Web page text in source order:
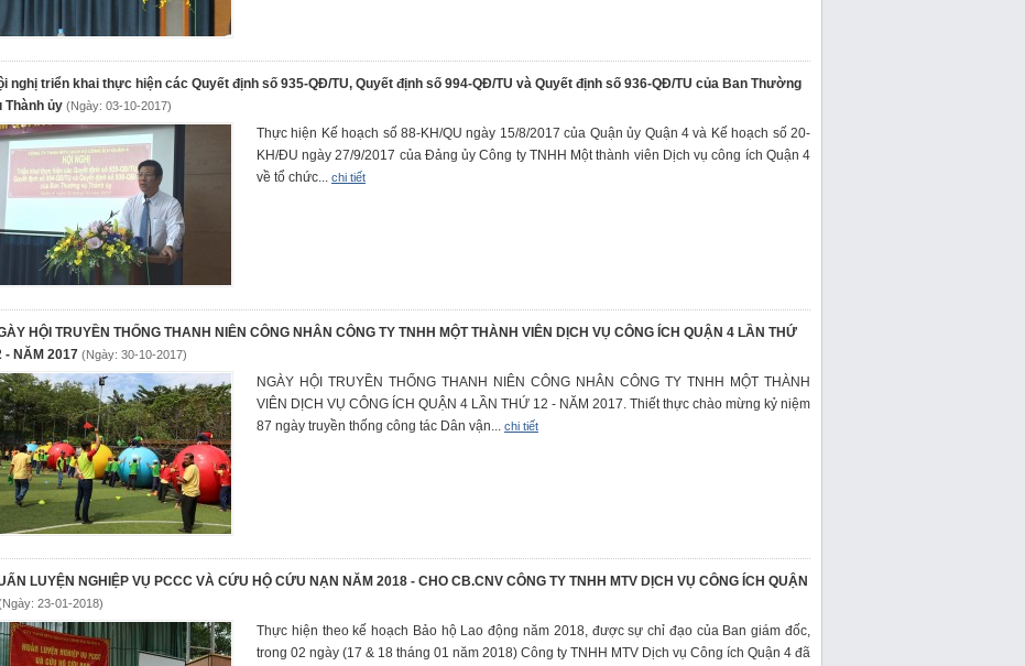
nghị triển khai thực hiện các Quyết định số 935-QĐ/TU, Quyết định số 994-QĐ/TU và Quyết định số 936-QĐ/TU của Ban Thường
Thành ủy (Ngày: 03-10-2017)
Thực hiện Kế hoạch số 88-KH/QU ngày 15/8/2017 của Quận ủy Quận 4 và Kế hoạch số 20-
KH/ĐU ngày 27/9/2017 của Đảng ủy Công ty TNHH Một thành viên Dịch vụ công ích Quận 4
về tổ chức... chi tiết
HỘI TRUYỀN THỐNG THANH NIÊN CÔNG NHÂN CÔNG TY TNHH MỘT THÀNH VIÊN DỊCH VỤ CÔNG ÍCH QUẬN 4 LẦN THỨ
- NĂM 2017 (Ngày: 30-10-2017)
NGÀY HỘI TRUYỀN THỐNG THANH NIÊN CÔNG NHÂN CÔNG TY TNHH MỘT THÀNH
VIÊN DỊCH VỤ CÔNG ÍCH QUẬN 4 LẦN THỨ 12 - NĂM 2017. Thiết thực chào mừng kỷ niệm
87 ngày truyền thống công tác Dân vận... chi tiết
LUYỆN NGHIỆP VỤ PCCC VÀ CỨU HỘ CỨU NẠN NĂM 2018 - CHO CB.CNV CÔNG TY TNHH MTV DỊCH VỤ CÔNG ÍCH QUẬN
23-01-2018)
Thực hiện theo kế hoạch Bảo hộ Lao động năm 2018, được sự chỉ đạo của Ban giám đốc,
trong 02 ngày (17 & 18 tháng 01 năm 2018) Công ty TNHH MTV Dịch vụ Công ích Quận 4 đã